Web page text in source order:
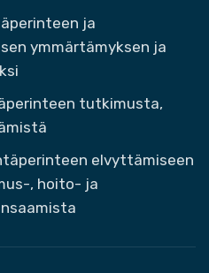
ja
ymmärtämyksen ja
tutkimusta,
elvyttämiseen
, hoito- ja